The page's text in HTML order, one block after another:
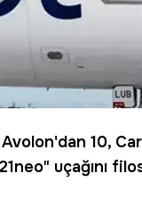
10,
uçağını